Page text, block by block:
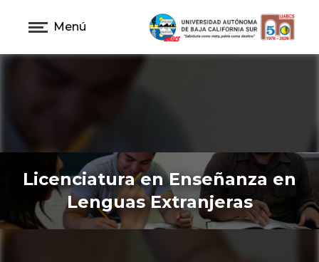
Menú
Licenciatura en Enseñanza en
Lenguas Extranjeras